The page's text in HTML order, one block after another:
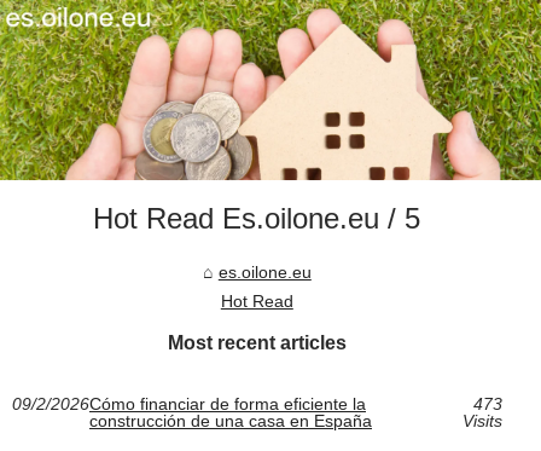
Hot Read Es.oilone.eu / 5
es.oilone.eu
Hot Read
Most recent articles
09/2/2026Cómo financiar de forma eficiente la
construcción de una casa en España
473
Visits